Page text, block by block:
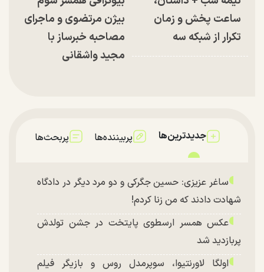
ساعت پخش و زمان
تکرار از شبکه سه
بیژن مرتضوی و ماجرای
مصاحبه خبرساز با
مجید واشقانی
جدیدترین‌ها پربیننده‌ها پربحث‌ها
ساغر عزیزی: حسین جگرکی و دو مرد دیگر در دادگاه
شهادت دادند که من زنا کردم!
عکس همسر ارسطوی پایتخت در جشن تولدش
پربازدید شد
اولگا لاورنتیوا، سوپرمدل روس و بازیگر فیلم